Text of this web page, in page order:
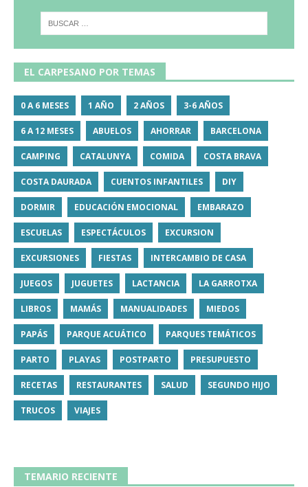
EL CARPESANO POR TEMAS
0 A 6 MESES 1 AÑO 2 AÑOS 3-6 AÑOS
6 A 12 MESES ABUELOS AHORRAR BARCELONA
CAMPING CATALUNYA COMIDA COSTA BRAVA
COSTA DAURADA CUENTOS INFANTILES DIY
DORMIR EDUCACIÓN EMOCIONAL EMBARAZO
ESCUELAS ESPECTÁCULOS EXCURSION
EXCURSIONES FIESTAS INTERCAMBIO DE CASA
JUEGOS JUGUETES LACTANCIA LA GARROTXA
LIBROS MAMÁS MANUALIDADES MIEDOS
PAPÁS PARQUE ACUÁTICO PARQUES TEMÁTICOS
PARTO PLAYAS POSTPARTO PRESUPUESTO
RECETAS RESTAURANTES SALUD SEGUNDO HIJO
TRUCOS VIAJES
TEMARIO RECIENTE